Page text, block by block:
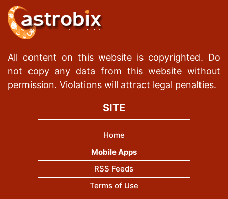
All content on this website is copyrighted. Do
not copy any data from this website without
permission. Violations will attract legal penalties.
SITE
Home
Mobile Apps
RSS Feeds
Terms of Use